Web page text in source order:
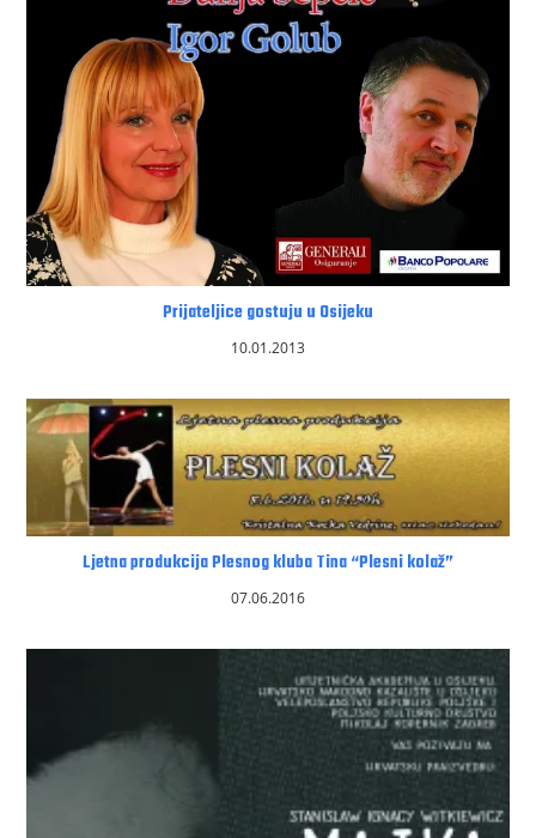
Prijateljice gostuju u Osijeku
10.01.2013
Ljetna produkcija Plesnog kluba Tina “Plesni kolaž”
07.06.2016